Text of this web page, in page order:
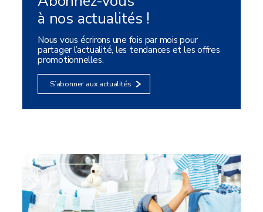
à nos actualités !
Nous vous écrirons une fois par mois pour
partager l’actualité, les tendances et les offres
promotionnelles.
S’abonner aux actualités